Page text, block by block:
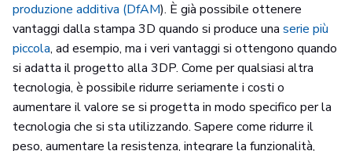
produzione additiva (DfAM). È già possibile ottenere
vantaggi dalla stampa 3D quando si produce una serie più
piccola, ad esempio, ma i veri vantaggi si ottengono quando
si adatta il progetto alla 3DP. Come per qualsiasi altra
tecnologia, è possibile ridurre seriamente i costi o
aumentare il valore se si progetta in modo specifico per la
tecnologia che si sta utilizzando. Sapere come ridurre il
peso, aumentare la resistenza, integrare la funzionalità,